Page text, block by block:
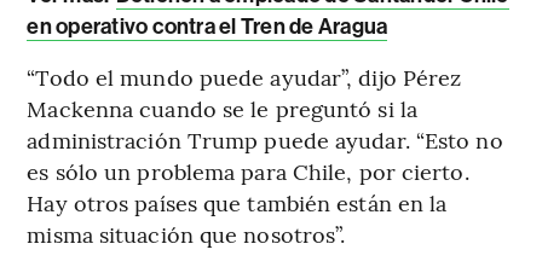
en operativo contra el Tren de Aragua
“Todo el mundo puede ayudar”, dijo Pérez
Mackenna cuando se le preguntó si la
administración Trump puede ayudar. “Esto no
es sólo un problema para Chile, por cierto.
Hay otros países que también están en la
misma situación que nosotros”.